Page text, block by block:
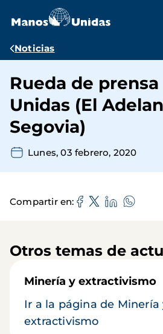
contenido
Ruta
navegación
Noticias
Rueda de
Unidas (El
Segovia)
Lunes, 03 febrero, 2020
Compartir en
Otros temas de
Minería y extractivismo
Ir a la página de Minería
extractivismo